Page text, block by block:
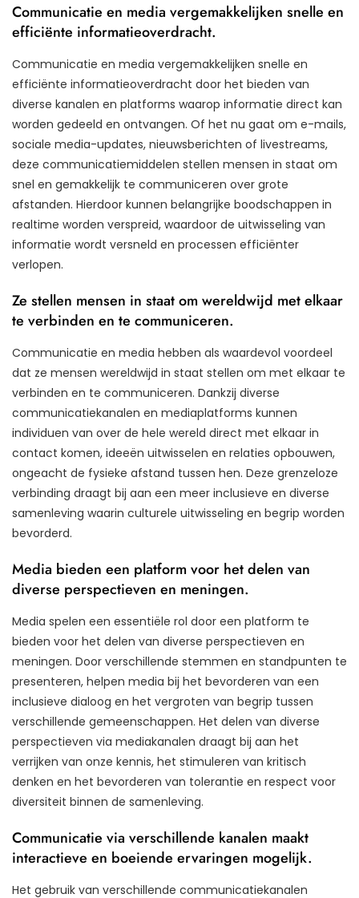
Communicatie en media vergemakkelijken snelle en
efficiënte informatieoverdracht.
Communicatie en media vergemakkelijken snelle en
efficiënte informatieoverdracht door het bieden van
diverse kanalen en platforms waarop informatie direct kan
worden gedeeld en ontvangen. Of het nu gaat om e-mails,
sociale media-updates, nieuwsberichten of livestreams,
deze communicatiemiddelen stellen mensen in staat om
snel en gemakkelijk te communiceren over grote
afstanden. Hierdoor kunnen belangrijke boodschappen in
realtime worden verspreid, waardoor de uitwisseling van
informatie wordt versneld en processen efficiënter
verlopen.
Ze stellen mensen in staat om wereldwijd met elkaar
te verbinden en te communiceren.
Communicatie en media hebben als waardevol voordeel
dat ze mensen wereldwijd in staat stellen om met elkaar te
verbinden en te communiceren. Dankzij diverse
communicatiekanalen en mediaplatforms kunnen
individuen van over de hele wereld direct met elkaar in
contact komen, ideeën uitwisselen en relaties opbouwen,
ongeacht de fysieke afstand tussen hen. Deze grenzeloze
verbinding draagt bij aan een meer inclusieve en diverse
samenleving waarin culturele uitwisseling en begrip worden
bevorderd.
Media bieden een platform voor het delen van
diverse perspectieven en meningen.
Media spelen een essentiële rol door een platform te
bieden voor het delen van diverse perspectieven en
meningen. Door verschillende stemmen en standpunten te
presenteren, helpen media bij het bevorderen van een
inclusieve dialoog en het vergroten van begrip tussen
verschillende gemeenschappen. Het delen van diverse
perspectieven via mediakanalen draagt bij aan het
verrijken van onze kennis, het stimuleren van kritisch
denken en het bevorderen van tolerantie en respect voor
diversiteit binnen de samenleving.
Communicatie via verschillende kanalen maakt
interactieve en boeiende ervaringen mogelijk.
Het gebruik van verschillende communicatiekanalen